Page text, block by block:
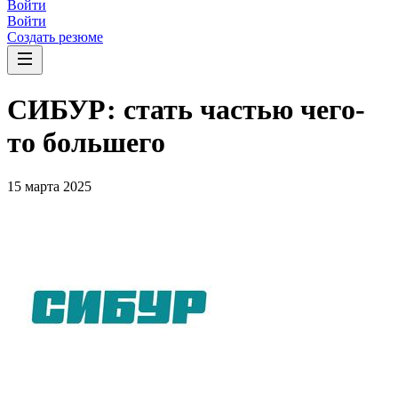
Войти
Войти
Создать резюме
СИБУР: стать частью чего-
то большего
15 марта 2025